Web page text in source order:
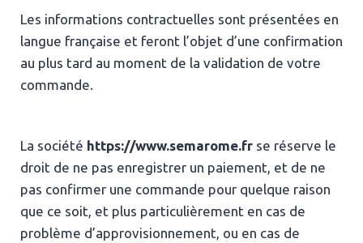
Les informations contractuelles sont présentées en
langue française et feront l’objet d’une confirmation
au plus tard au moment de la validation de votre
commande.
La société https://www.semarome.fr se réserve le
droit de ne pas enregistrer un paiement, et de ne
pas confirmer une commande pour quelque raison
que ce soit, et plus particulièrement en cas de
problème d’approvisionnement, ou en cas de